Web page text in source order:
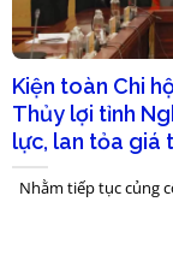
Kiện toàn Chi
Thủy lợi tỉnh
lực, lan tỏa giá
Nhằm tiếp tục củng